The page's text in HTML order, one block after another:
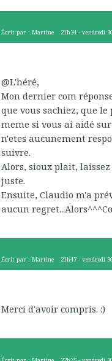
Écrit par : Martine 21h34 -vendredi
@L'héré,
Mon dernier com
que vous sachiez, que le
meme si vous ai aidé
n'etes aucunement
suivre.
Alors, sioux plait,
juste.
Ensuite, Claudio m'a
aucun
Écrit par : Martine 21h47 -vendredi
Merci d'avoir compris. :)